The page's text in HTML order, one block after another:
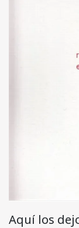
Aquí los